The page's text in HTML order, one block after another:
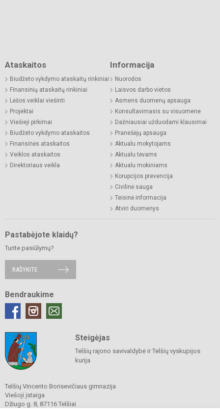
Ataskaitos
Biudžeto vykdymo ataskaitų rinkiniai
Finansinių ataskaitų rinkiniai
Lėšos veiklai viešinti
Projektai
Viešieji pirkimai
Biudžeto vykdymo ataskaitos
Finansinės ataskaitos
Veiklos ataskaitos
Direktoriaus veikla
Informacija
Nuorodos
Laisvos darbo vietos
Asmens duomenų apsauga
Konsultavimasis su visuomene
Dažniausiai užduodami klausimai
Pranešėjų apsauga
Aktualu mokytojams
Aktualu tėvams
Aktualu mokiniams
Korupcijos prevencija
Civilinė sauga
Teisinė informacija
Atviri duomenys
Pastabėjote klaidų?
Turite pasiūlymų?
RAŠYKITE
Bendraukime
Steigėjas
Telšių rajono savivaldybė ir Telšių vyskupijos
kurija
Telšių Vincento Borisevičiaus gimnazija
Viešoji įstaiga
Džiugo g. 8, 87116 Telšiai